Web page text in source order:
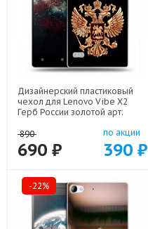
Дизайнерский пластиковый
чехол для Lenovo Vibe X2
Герб России золотой арт:
890
690 ₽
по акции
390 ₽
-22%